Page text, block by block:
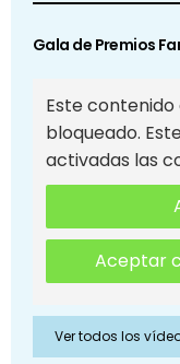
Gala de Premios
Este contenido
bloqueado.
activadas las
Aceptar
Ver todos los